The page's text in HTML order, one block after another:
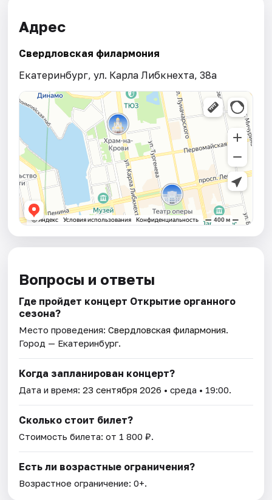
Адрес
Свердловская филармония
Екатеринбург, ул. Карла Либкнехта, 38а
Вопросы и ответы
Где пройдет концерт Открытие органного
сезона?
Место проведения:Свердловская филармония.
Город — Екатеринбург.
Когда запланирован концерт?
Дата и время:23 сентября 2026 • среда • 19:00.
Сколько стоит билет?
Стоимость билета: от 1 800 ₽.
Есть ли возрастные ограничения?
Возрастное ограничение: 0+.